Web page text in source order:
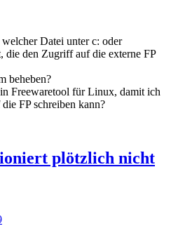
Datei unter c: oder
den Zugriff auf die externe FP
beheben?
Freewaretool für Linux, damit ich
FP schreiben kann?
plötzlich nicht